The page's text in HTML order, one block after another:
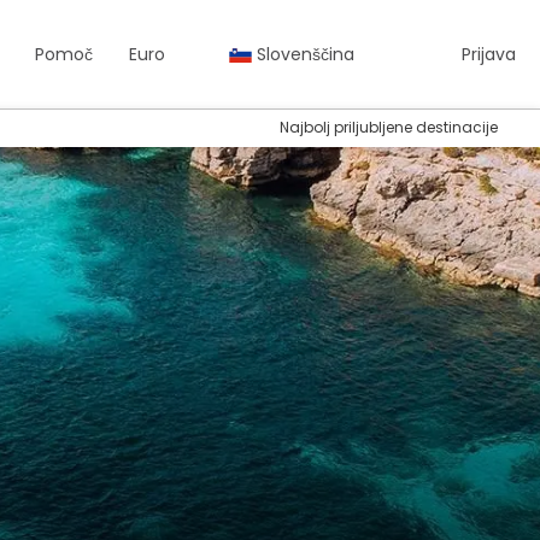
Pomoč Euro Slovenščina Prijava
Najbolj priljubljene destinacije